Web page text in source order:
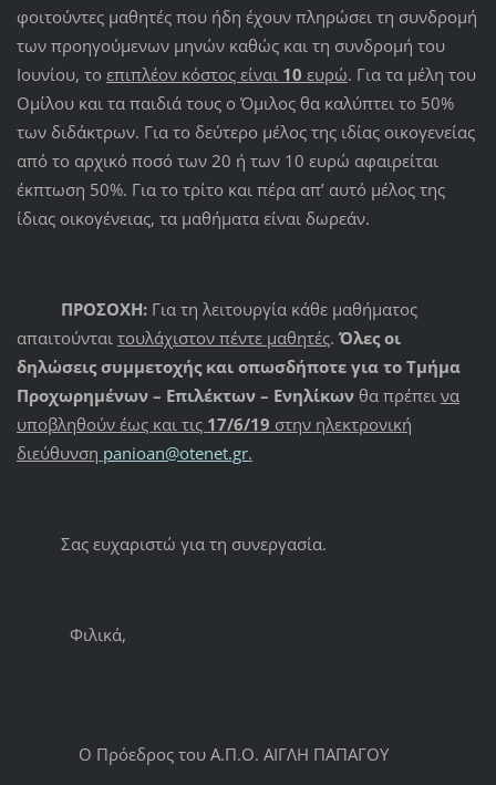
φοιτούντες μαθητές που ήδη έχουν πληρώσει τη συνδρομή
των προηγούμενων μηνών καθώς και τη συνδρομή του
Ιουνίου, το επιπλέον κόστος είναι 10 ευρώ. Για τα μέλη του
Ομίλου και τα παιδιά τους ο Όμιλος θα καλύπτει το 50%
των διδάκτρων. Για το δεύτερο μέλος της ιδίας οικογενείας
από το αρχικό ποσό των 20 ή των 10 ευρώ αφαιρείται
έκπτωση 50%. Για το τρίτο και πέρα απ’ αυτό μέλος της
ίδιας οικογένειας, τα μαθήματα είναι δωρεάν.
ΠΡΟΣΟΧΗ: Για τη λειτουργία κάθε μαθήματος
απαιτούνται τουλάχιστον πέντε μαθητές. Όλες οι
δηλώσεις συμμετοχής και οπωσδήποτε για το Τμήμα
Προχωρημένων – Επιλέκτων – Ενηλίκωνθα πρέπει να
υποβληθούν έως και τις 17/6/19 στην ηλεκτρονική
διεύθυνση panioan@otenet.gr.
Σας ευχαριστώ για τη συνεργασία.
Φιλικά,
Ο Πρόεδρος του Α.Π.Ο. ΑΙΓΛΗ ΠΑΠΑΓΟΥ